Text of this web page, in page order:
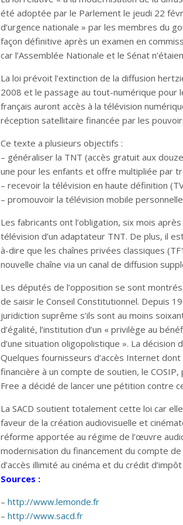
été adoptée par le Parlement le jeudi 22
d’urgence nationale » par les membres du
façon définitive après un examen en
car l’Assemblée Nationale et le Sénat
La loi prévoit l’extinction de la diffusion
2008 et le passage au tout-numérique pour
français auront accès à la télévision
réception satellitaire financée par les
Ce texte a plusieurs objectifs :
– généraliser la TNT (accès gratuit aux
une pour les enfants et offre multipliée par
– recevoir la télévision en haute définition
– promouvoir la télévision mobile
Les fabricants ont l’obligation, six mois
télévision d’un adaptateur TNT. De plus, il
à-dire que les chaînes privées classiques
nouvelle chaîne via un canal de diffusion
Les députés de l’opposition se sont
de saisir le Conseil Constitutionnel. Depuis
juridiction suprême s’ils sont au moins
d’égalité, l’institution d’un « privilège au
d’une situation oligopolistique ». La décision
Quelques fournisseurs d’accès Internet
financière à un compte de soutien, le
Free a décidé de lancer une pétition contre
La SACD soutient totalement cette loi car
faveur de la création audiovisuelle et
réforme apportée au régime de l’œuvre
modernisation du financement du compte
d’accès illimité au cinéma et du crédit
Sources :
– http://www.lemonde.fr
– http://www.sacd.fr